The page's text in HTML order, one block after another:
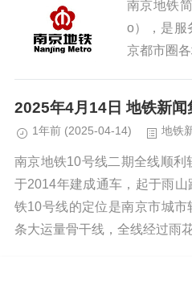
南京地铁
o），是服
京都市圈
路于2005
2025年4月14日 地铁新闻
1年前 (2025-04-14) 地铁
南京地铁10号线二期全线顺利
于2014年建成通车，起于雨
铁10号线的定位是南京市城
条大运量骨干线，全线经过雨